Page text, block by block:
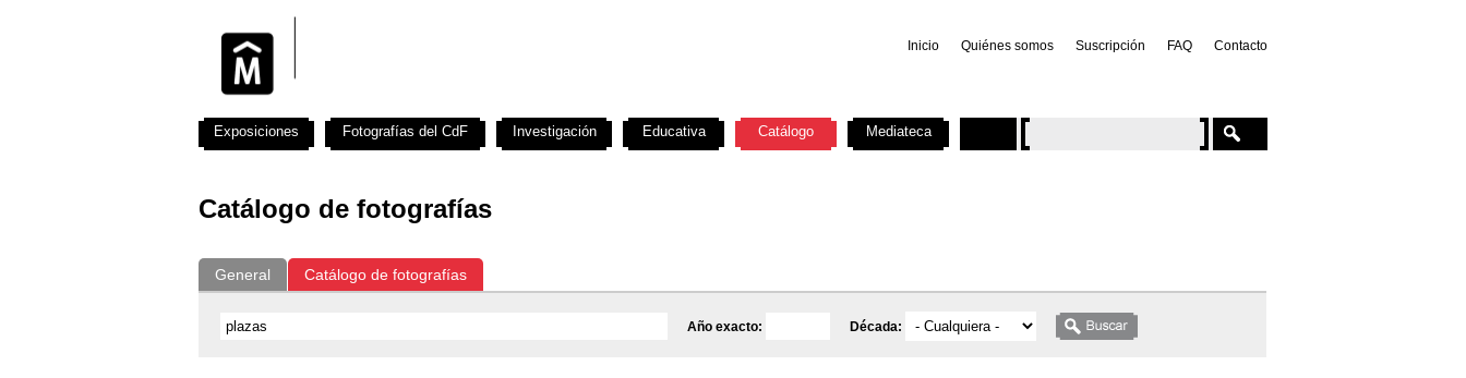
Inicio Quiénes somos Suscripción FAQ Contacto
Catálogo de fotografías
General Catálogo de fotografías
Año exacto: Década:
Exposiciones Fotografías del CdF Investigación Educativa Catálogo Mediateca